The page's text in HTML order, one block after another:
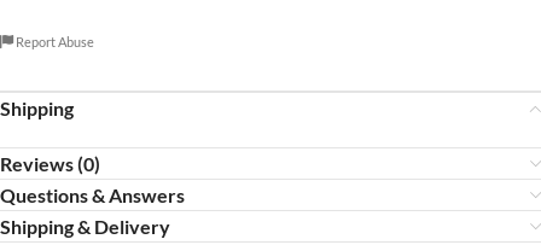
Report Abuse
Shipping
Reviews (0)
Questions & Answers
Shipping & Delivery